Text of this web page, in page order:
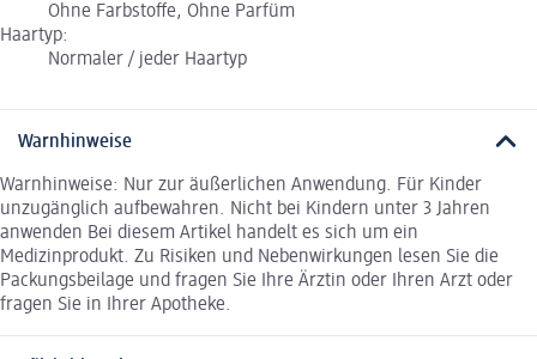
Ohne Farbstoffe, Ohne Parfüm
Haartyp:
Normaler / jeder Haartyp
Warnhinweise
Warnhinweise: Nur zur äußerlichen Anwendung. Für Kinder
unzugänglich aufbewahren. Nicht bei Kindern unter 3 Jahren
anwenden Bei diesem Artikel handelt es sich um ein
Medizinprodukt. Zu Risiken und Nebenwirkungen lesen Sie die
Packungsbeilage und fragen Sie Ihre Ärztin oder Ihren Arzt oder
fragen Sie in Ihrer Apotheke.